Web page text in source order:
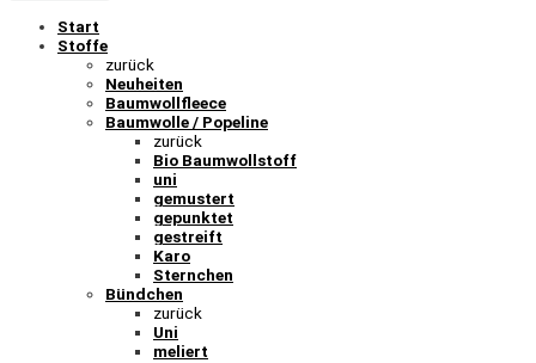
Start
Stoffe
zurück
Neuheiten
Baumwollfleece
Baumwolle / Popeline
zurück
Bio Baumwollstoff
uni
gemustert
gepunktet
gestreift
Karo
Sternchen
Bündchen
zurück
Uni
meliert